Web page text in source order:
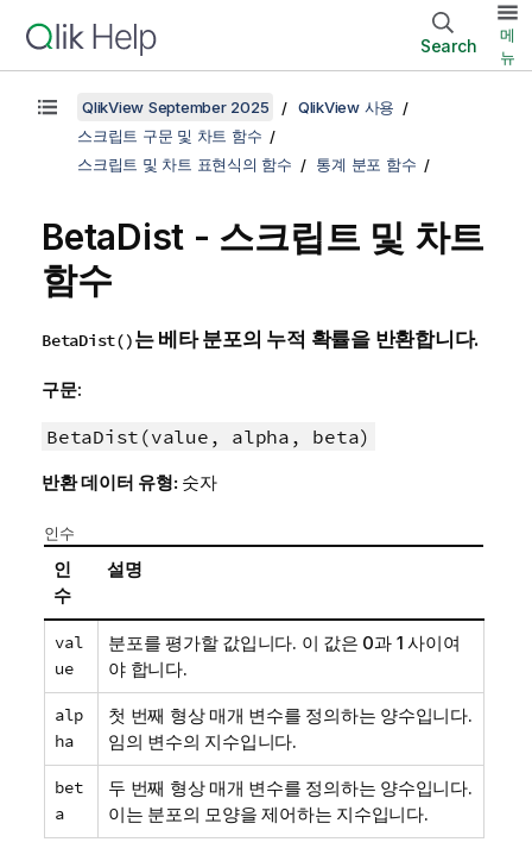
Search
메
뉴
QlikView September 2025
QlikView 사용
스크립트 구문 및 차트 함수
스크립트 및 차트 표현식의 함수
통계 분포 함수
BetaDist - 스크립트 및 차트
함수
BetaDist()는 베타 분포의 누적 확률을 반환합니다.
구문:
BetaDist(value, alpha, beta)
반환 데이터 유형: 숫자
인수
인
수
설명
val
ue
분포를 평가할 값입니다. 이 값은 0과 1 사이여
야 합니다.
alp
ha
첫 번째 형상 매개 변수를 정의하는 양수입니다.
임의 변수의 지수입니다.
bet
a
두 번째 형상 매개 변수를 정의하는 양수입니다.
이는 분포의 모양을 제어하는 지수입니다.